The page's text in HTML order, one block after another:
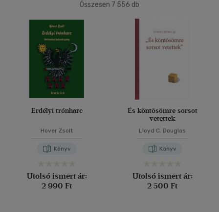
500 Ft alatt
500 Ft - 2500 Ft
2500 Ft - 4500 Ft
4500 Ft felett
Korosztály szerint
14 - 18 év
Gyermek és ifjúsági
Összesen 7 556 db
Erdélyi trónharc
Hover Zsolt
Könyv
Utolsó ismert ár:
2 990 Ft
És köntösömre sorsot
vetettek
Lloyd C. Douglas
Könyv
Utolsó ismert ár:
2 500 Ft